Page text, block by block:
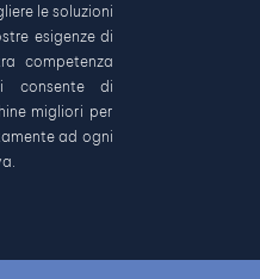
le soluzioni
esigenze di
competenza
di
migliori per
ad ogni